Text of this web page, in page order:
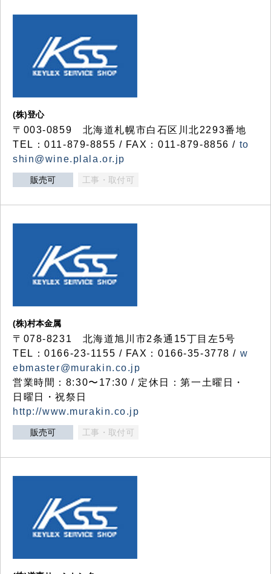
(株)登心
〒003-0859 北海道札幌市白石区川北2293番地
TEL：011-879-8855 / FAX：011-879-8856 / to
shin@wine.plala.or.jp
販売可 工事・取付可
(株)村本金属
〒078-8231 北海道旭川市2条通15丁目左5号
TEL：0166-23-1155 / FAX：0166-35-3778 / w
ebmaster@murakin.co.jp
営業時間：8:30〜17:30 / 定休日：第一土曜日・
日曜日・祝祭日
http://www.murakin.co.jp
販売可 工事・取付可